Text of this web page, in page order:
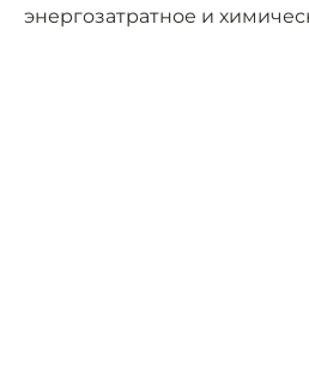
энергозатратное и